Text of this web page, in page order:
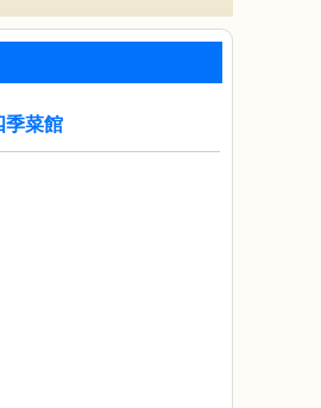
菜館